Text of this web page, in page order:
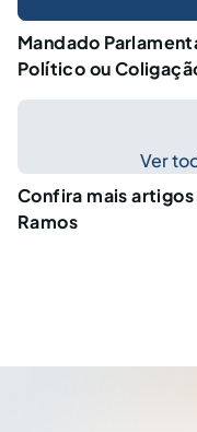
Mandado
Político ou
Ver
Confira mais
Ramos